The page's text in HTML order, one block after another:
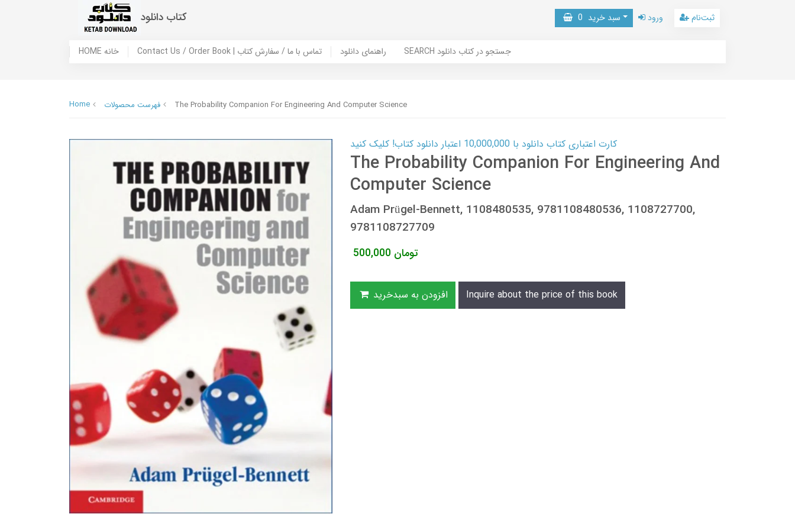
کتاب دانلود سبد خرید 0 ورود ثبت‌نام
HOME خانه Contact Us / Order Book | تماس با ما / سفارش کتاب راهنمای دانلود SEARCH جستجو در کتاب دانلود
Home فهرست محصولات The Probability Companion For Engineering And Computer Science
کارت اعتباری کتاب دانلود با 10,000,000 اعتبار دانلود کتاب! کلیک کنید
The Probability Companion For Engineering And
Computer Science
Adam Prügel-Bennett, 1108480535, 9781108480536, 1108727700,
9781108727709
500,000 تومان
افزودن به سبدخرید Inquire about the price of this book